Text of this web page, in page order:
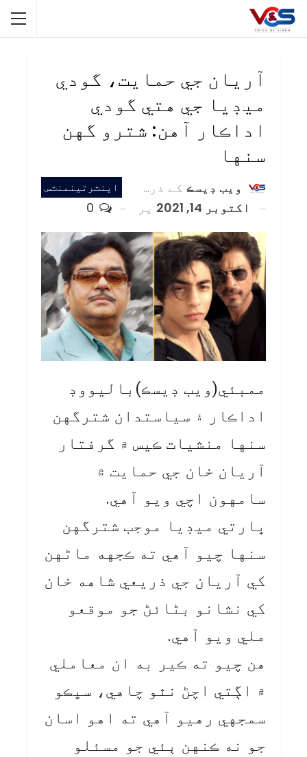
آريان جي حمايت، گودي
ميڊيا جي هتي گودي
اداڪار آهن: شترو گهن
سنها
اينٽرتينمنٽس ويب ڊيسڪ کے ذریعہ
اکتوبر 14, 2021
پر
ممبئي(ويب ڊيسڪ)باليووڊ
اداڪار ۽ سياستدان شترگهن
سنها منشيات ڪيس ۾ گرفتار
آريان خان جي حمايت ۾
سامهون اچي ويو آهي.
ڀارتي ميڊيا موجب شترگهن
سنها چيو آهي ته ڪجهه ماڻهن
کي آريان جي ذريعي شاهه خان
کي نشانو بڻائڻ جو موقعو
ملي ويو آهي.
هن چيو ته ڪير به ان معاملي
۾ اڳتي اچڻ نٿو چاهي، سڀڪو
سمجهي رهيو آهي ته اهو اسان
جو نه ڪنهن ٻئي جو مسئلو